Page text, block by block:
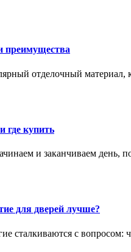
преимущества
отделочный
где купить
и заканчиваем день,
для дверей лучше?
сталкиваются с